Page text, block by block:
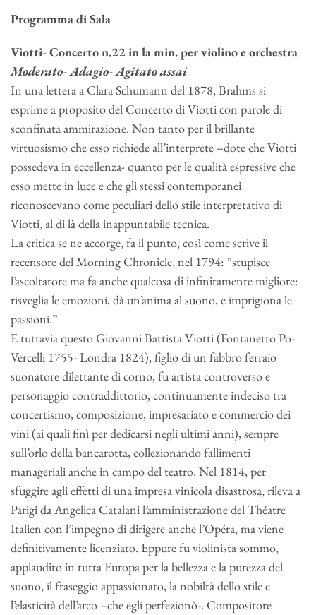
Programma di Sala
Viotti- Concerto n.22 in la min. per violino e orchestra
Moderato- Adagio- Agitato assai
In una lettera a Clara Schumann del 1878, Brahms si
esprime a proposito del Concerto di Viotti con parole di
sconfinata ammirazione. Non tanto per il brillante
virtuosismo che esso richiede all’interprete –dote che Viotti
possedeva in eccellenza- quanto per le qualità espressive che
esso mette in luce e che gli stessi contemporanei
riconoscevano come peculiari dello stile interpretativo di
Viotti, al di là della inappuntabile tecnica.
La critica se ne accorge, fa il punto, così come scrive il
recensore del Morning Chronicle, nel 1794: ”stupisce
l’ascoltatore ma fa anche qualcosa di infinitamente migliore:
risveglia le emozioni, dà un’anima al suono, e imprigiona le
passioni.”
E tuttavia questo Giovanni Battista Viotti (Fontanetto Po-
Vercelli 1755- Londra 1824), figlio di un fabbro ferraio
suonatore dilettante di corno, fu artista controverso e
personaggio contraddittorio, continuamente indeciso tra
concertismo, composizione, impresariato e commercio dei
vini (ai quali finì per dedicarsi negli ultimi anni), sempre
sull’orlo della bancarotta, collezionando fallimenti
manageriali anche in campo del teatro. Nel 1814, per
sfuggire agli effetti di una impresa vinicola disastrosa, rileva a
Parigi da Angelica Catalani l’amministrazione del Théatre
Italien con l’impegno di dirigere anche l’Opéra, ma viene
definitivamente licenziato. Eppure fu violinista sommo,
applaudito in tutta Europa per la bellezza e la purezza del
suono, il fraseggio appassionato, la nobiltà dello stile e
l’elasticità dell’arco –che egli perfezionò-. Compositore